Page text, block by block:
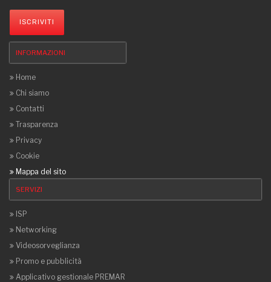
ISCRIVITI
INFORMAZIONI
Home
Chi siamo
Contatti
Trasparenza
Privacy
Cookie
Mappa del sito
SERVIZI
ISP
Networking
Videosorveglianza
Promo e pubblicità
Applicativo gestionale PREMAR